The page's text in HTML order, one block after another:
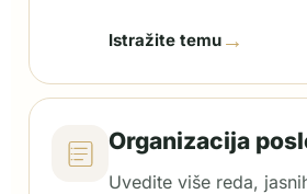
Istražite temu →
Organizacija
Uvedite više reda,